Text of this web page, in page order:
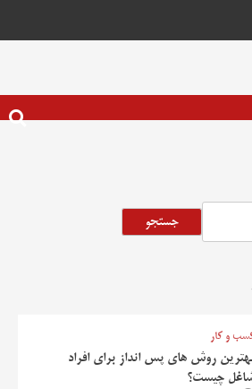
جستجو
و کار
روش‌ های پس‌ انداز برای افراد
چیست؟